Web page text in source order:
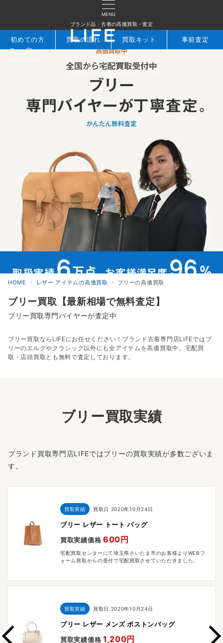
MENU
ブランド品・古着の高価買取・査定
初めての方 買取の流れ 買取キット 事前査定
HOME レザー アイテムの高価買取 ブリーの高価買取
ブリー買取【最新相場で無料査定】
ブリー買取専門バイヤーが査定中
ブリー買取ならLIFEにお任せください！ブランド古着専門店LIFEではブ
リーのエルクやクラシック以外にも全アイテムを高価買取中。宅配買
取・店頭買取とも無料で査定しております。
ブリー買取実績
ブランド買取専門店LIFEではブリーの買取実績が多数ございま
す。
買取実績 買取日 2020年10月24日
ブリー レザー トート バッグ
買取実績価格 600円
宅配買取センターにて埼玉県さいたま市のお客様よりWEBフ
ォーム買取からの受付で宅配買取させていただきました。
買取実績 買取日 2020年10月24日
ブリー レザー メンズ ボストンバッグ
買取実績価格 1,200円